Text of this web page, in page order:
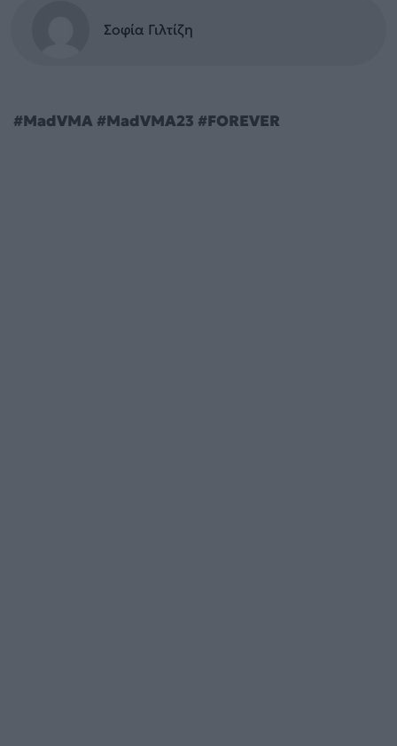
Σοφία Γιλτίζη
#MadVMA #MadVMA23 #FOREVER